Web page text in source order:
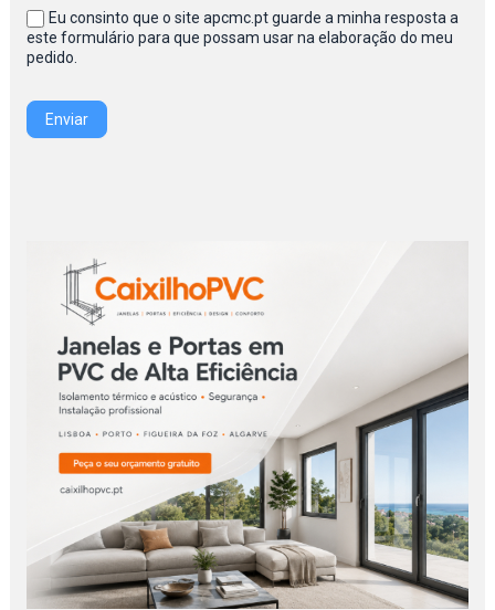
Eu consinto que o site apcmc.pt guarde a minha resposta a
este formulário para que possam usar na elaboração do meu
pedido.
Enviar